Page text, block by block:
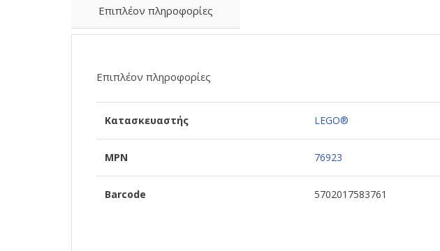
Επιπλέον πληροφορίες
Επιπλέον πληροφορίες
Κατασκευαστής LEGO®
MPN 76923
Barcode 5702017583761